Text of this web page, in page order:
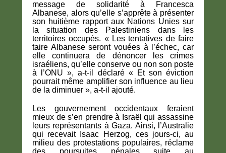
message de solidarité à Francesca
Albanese, alors qu’elle s’apprête à présenter
son huitième rapport aux Nations Unies sur
la situation des Palestiniens dans les
territoires occupés. « Les tentatives de faire
taire Albanese seront vouées à l’échec, car
elle continuera de dénoncer les crimes
israéliens, qu’elle conserve ou non son poste
à l’ONU », a-t-il déclaré « Et son éviction
pourrait même amplifier son influence au lieu
de la diminuer », a-t-il ajouté.
Les gouvernement occidentaux feraient
mieux de s’en prendre à Israël qui assassine
leurs représentants à Gaza. Ainsi, l’Australie
qui recevait Isaac Herzog, ces jours-ci, au
milieu des protestations populaires, réclame
des poursuites pénales suite au